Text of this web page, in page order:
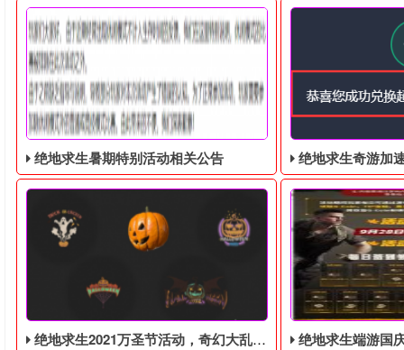
绝地求生暑期特别活动相关公告 绝地求生奇游加速器免
绝地求生2021万圣节活动，奇幻大乱斗回归，还有新皮肤和新地图 绝地求生端游国庆节的终极白嫖活